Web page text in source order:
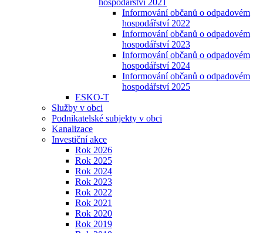
hospodářství 2021
Informování občanů o odpadovém
hospodářství 2022
Informování občanů o odpadovém
hospodářství 2023
Informování občanů o odpadovém
hospodářství 2024
Informování občanů o odpadovém
hospodářství 2025
ESKO-T
Služby v obci
Podnikatelské subjekty v obci
Kanalizace
Investiční akce
Rok 2026
Rok 2025
Rok 2024
Rok 2023
Rok 2022
Rok 2021
Rok 2020
Rok 2019